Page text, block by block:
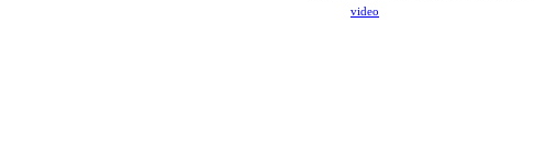
video